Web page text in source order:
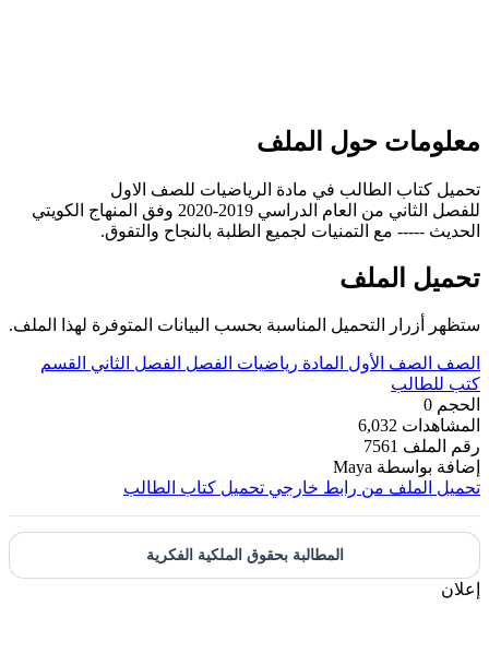
معلومات حول الملف
تحميل كتاب الطالب في مادة الرياضيات للصف الاول
للفصل الثاني من العام الدراسي 2019-2020 وفق المنهاج الكويتي
الحديث ----- مع التمنيات لجميع الطلبة بالنجاح والتفوق.
تحميل الملف
ستظهر أزرار التحميل المناسبة بحسب البيانات المتوفرة لهذا الملف.
الصف الصف الأول المادة رياضيات الفصل الفصل الثاني
القسم
كتب للطالب
الحجم 0
المشاهدات 6,032
رقم الملف 7561
إضافة بواسطة Maya
تحميل الملف من رابط خارجي تحميل كتاب الطالب
المطالبة بحقوق الملكية الفكرية
إعلان